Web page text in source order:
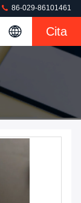
86-029-86101461
Cita